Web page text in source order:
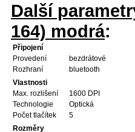
Další
164) modrá:
Připojení
Provedení
bezdrátové
Rozhraní
bluetooth
Vlastnosti
Max. rozlišení
1600 DPI
Technologie
Optická
Počet tlačítek
5
Rozměry